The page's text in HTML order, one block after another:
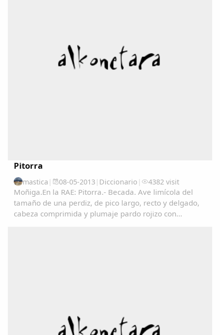
Pitorra
mastica | 08-05-2013| Diccionario | 4382 visit
Moñiga.En la RAE: Pitorra.- Becada. Ave limícola del
tamaño de una perdiz, de pico largo, recto y delgado,
cabeza comprimida y plumaje pardo rojizo con